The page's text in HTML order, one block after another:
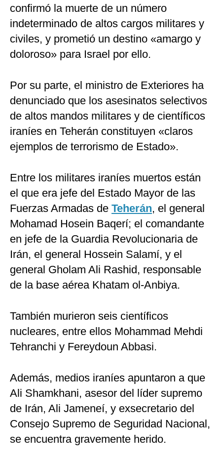
confirmó la muerte de un número
indeterminado de altos cargos militares y
civiles, y prometió un destino «amargo y
doloroso» para Israel por ello.
Por su parte, el ministro de Exteriores ha
denunciado que los asesinatos selectivos
de altos mandos militares y de científicos
iraníes en Teherán constituyen «claros
ejemplos de terrorismo de Estado».
Entre los militares iraníes muertos están
el que era jefe del Estado Mayor de las
Fuerzas Armadas de Teherán, el general
Mohamad Hosein Baqerí; el comandante
en jefe de la Guardia Revolucionaria de
Irán, el general Hossein Salamí, y el
general Gholam Ali Rashid, responsable
de la base aérea Khatam ol-Anbiya.
También murieron seis científicos
nucleares, entre ellos Mohammad Mehdi
Tehranchi y Fereydoun Abbasi.
Además, medios iraníes apuntaron a que
Ali Shamkhani, asesor del líder supremo
de Irán, Ali Jameneí, y exsecretario del
Consejo Supremo de Seguridad Nacional,
se encuentra gravemente herido.